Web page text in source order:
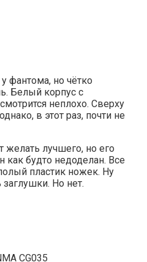
фантома, но чётко
Белый корпус с
неплохо. Сверху
в этот раз, почти не
желать лучшего, но его
как будто недоделан. Все
пластик ножек. Ну
Но нет.
CG035